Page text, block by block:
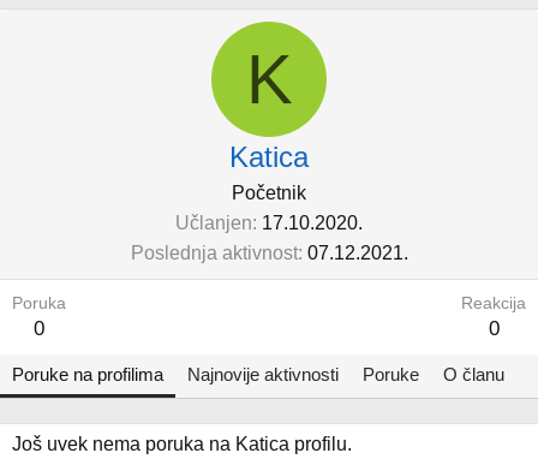
K
Katica
Početnik
Učlanjen 17.10.2020.
Poslednja aktivnost 07.12.2021.
Poruka
0
Reakcija
0
Poruke na profilima Najnovije aktivnosti Poruke O članu
Još uvek nema poruka na Katica profilu.